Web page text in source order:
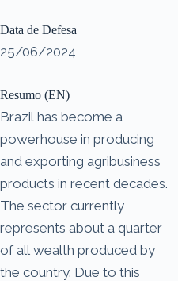
Data de Defesa
25/06/2024
Resumo (EN)
Brazil has become a
powerhouse in producing
and exporting agribusiness
products in recent decades.
The sector currently
represents about a quarter
of all wealth produced by
the country. Due to this